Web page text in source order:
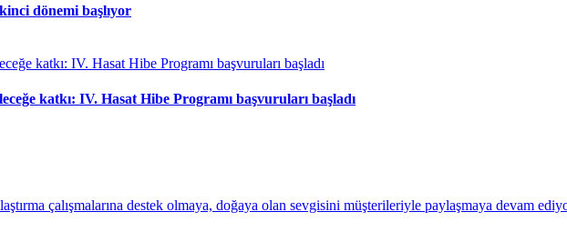
dönemi başlıyor
katkı: IV. Hasat Hibe Programı başvuruları başladı